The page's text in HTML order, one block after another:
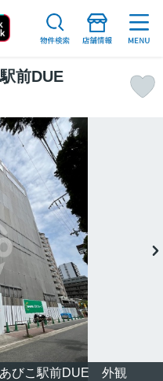
前DUE
あびこ駅前DUE 外観